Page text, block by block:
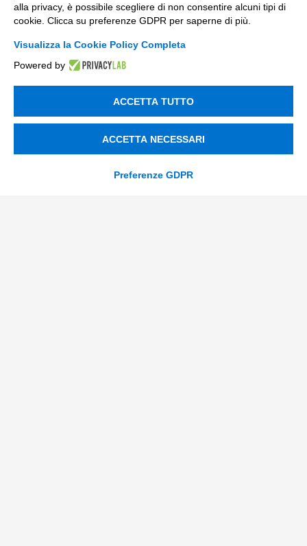
Trasformazione Digitale
Compliance Normativa Integrata
Soluzioni Digitali
Soluzioni Custom
alla privacy, è possibile scegliere di non consentire alcuni tipi di
cookie. Clicca su preferenze GDPR per saperne di più.
Visualizza la Cookie Policy Completa
Powered by
ACCETTA TUTTO
ACCETTA NECESSARI
Preferenze GDPR